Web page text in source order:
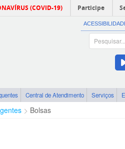
(COVID-19) Participe
Central de Atendimento Serviços
Bolsas